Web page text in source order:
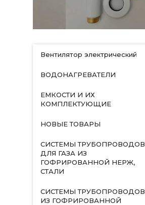
Вентилятор электрический
ВОДОНАГРЕВАТЕЛИ
ЕМКОСТИ И ИХ
КОМПЛЕКТУЮЩИЕ
НОВЫЕ ТОВАРЫ
СИСТЕМЫ ТРУБОПРОВОДОВ
ДЛЯ ГАЗА ИЗ
ГОФРИРОВАННОЙ НЕРЖ,
СТАЛИ
СИСТЕМЫ ТРУБОПРОВОДОВ
ИЗ ГОФРИРОВАННОЙ